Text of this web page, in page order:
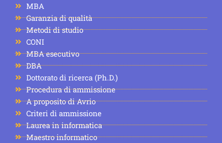
MBA
Garanzia di qualità
Metodi di studio
CONI
MBA esecutivo
DBA
Dottorato di ricerca (Ph.D.)
Procedura di ammissione
A proposito di Avrio
Criteri di ammissione
Laurea in informatica
Maestro informatico